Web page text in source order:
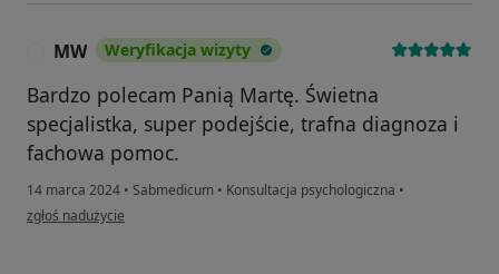
MW Weryfikacja wizyty
Bardzo polecam Panią Martę. Świetna
specjalistka, super podejście, trafna diagnoza i
fachowa pomoc.
14 marca 2024 • Sabmedicum • Konsultacja psychologiczna •
w opinii użytkownika MW
zgłoś nadużycie